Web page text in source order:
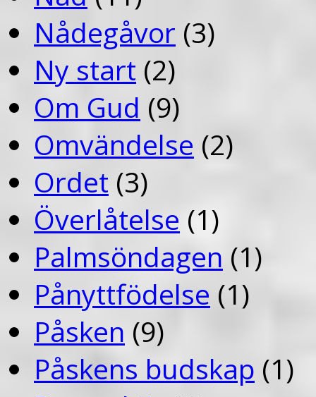
Nådegåvor (3)
Ny start (2)
Om Gud (9)
Omvändelse (2)
Ordet (3)
Överlåtelse (1)
Palmsöndagen (1)
Pånyttfödelse (1)
Påsken (9)
Påskens budskap (1)